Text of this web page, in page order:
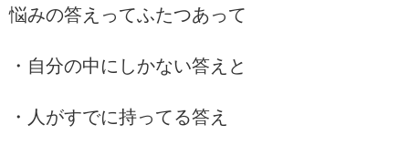
悩みの答えってふたつあって
・自分の中にしかない答えと
・人がすでに持ってる答え